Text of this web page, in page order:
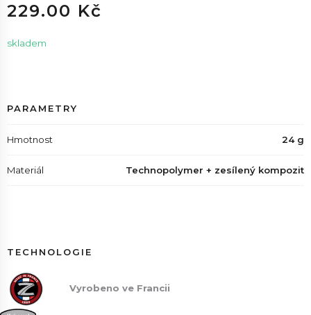
229.00 Kč
skladem
PARAMETRY
Hmotnost 24 g
Materiál Technopolymer + zesílený kompozit
TECHNOLOGIE
Vyrobeno ve Francii